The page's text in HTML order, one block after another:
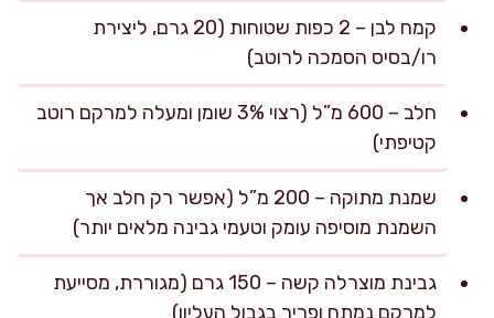
קמח לבן – 2 כפות שטוחות (20 גרם, ליצירת
רו/בסיס הסמכה לרוטב)
חלב – 600 מ”ל (רצוי 3% שומן ומעלה למרקם רוטב
קטיפתי)
שמנת מתוקה – 200 מ”ל (אפשר רק חלב אך
השמנת מוסיפה עומק וטעמי גבינה מלאים יותר)
גבינת מוצרלה קשה – 150 גרם (מגוררת, מסייעת
למרקם נמתח ופריך בגבול העליון)